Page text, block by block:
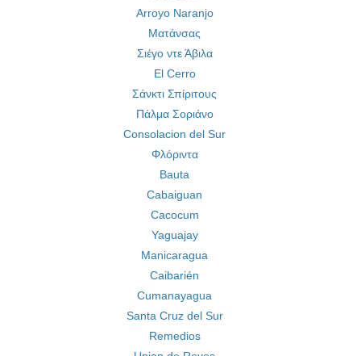
Arroyo Naranjo
Ματάνσας
Σιέγο ντε Άβιλα
El Cerro
Σάνκτι Σπίριτους
Πάλμα Σοριάνο
Consolacion del Sur
Φλόριντα
Bauta
Cabaiguan
Cacocum
Yaguajay
Manicaragua
Caibarién
Cumanayagua
Santa Cruz del Sur
Remedios